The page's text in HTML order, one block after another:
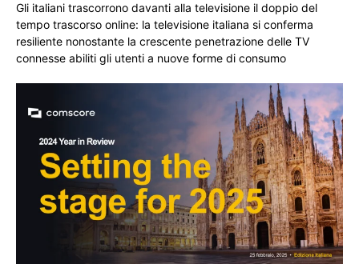
Gli italiani trascorrono davanti alla televisione il doppio del
tempo trascorso online: la televisione italiana si conferma
resiliente nonostante la crescente penetrazione delle TV
connesse abiliti gli utenti a nuove forme di consumo